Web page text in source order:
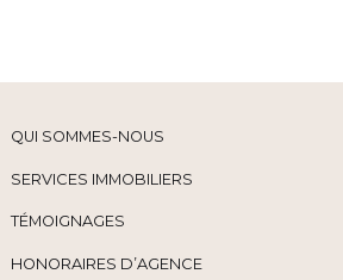
QUI SOMMES-NOUS
SERVICES IMMOBILIERS
TÉMOIGNAGES
HONORAIRES D’AGENCE